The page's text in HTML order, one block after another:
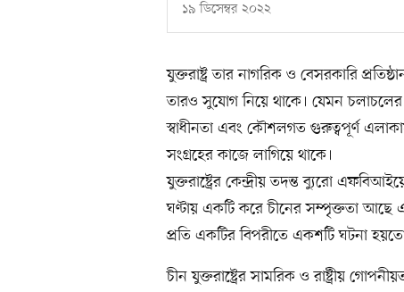
১৯ ডিসেম্বর ২০২২
যুক্তরাষ্ট্র তার নাগরিক ও বেসরকারি
তারও সুযোগ নিয়ে থাকে। যেমন চলাচলের
স্বাধীনতা এবং কৌশলগত গুরুত্বপূর্ণ
সংগ্রহের কাজে লাগিয়ে থাকে।
যুক্তরাষ্ট্রের কেন্দ্রীয় তদন্ত ব্যুরো
ঘণ্টায় একটি করে চীনের সম্পৃক্ততা
প্রতি একটির বিপরীতে একশটি ঘটনা
চীন যুক্তরাষ্ট্রের সামরিক ও রাষ্ট্রীয়